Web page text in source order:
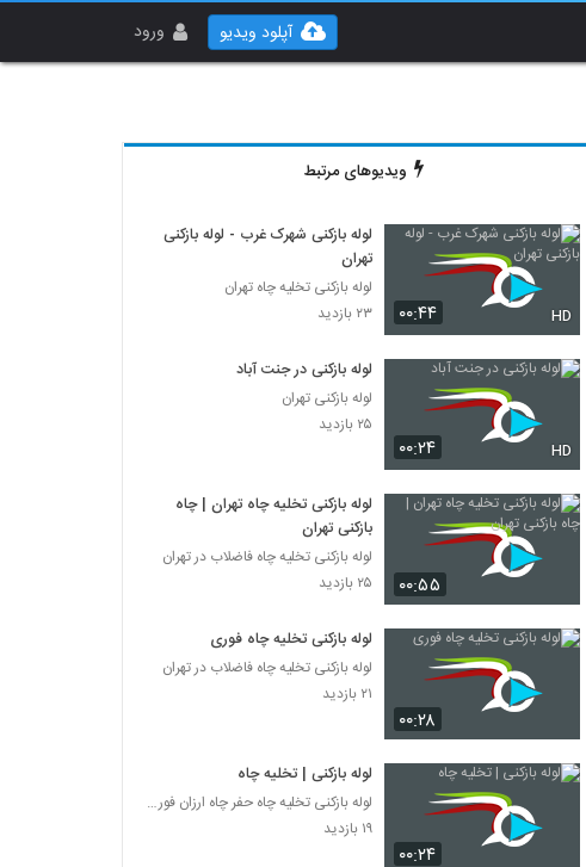
ورود آپلود ویدیو
ویدیوهای مرتبط
۰۰:۴۴ HD
لوله بازکنی شهرک غرب - لوله بازکنی
تهران
لوله بازکنی تخلیه چاه تهران
۲۳ بازدید
۰۰:۲۴ HD
لوله بازکنی در جنت آباد
لوله بازکنی تهران
۲۵ بازدید
۰۰:۵۵
لوله بازکنی تخلیه چاه تهران | چاه
بازکنی تهران
لوله بازکنی تخلیه چاه فاضلاب در تهران
۲۵ بازدید
۰۰:۲۸
لوله بازکنی تخلیه چاه فوری
لوله بازکنی تخلیه چاه فاضلاب در تهران
۲۱ بازدید
۰۰:۲۴
لوله بازکنی | تخلیه چاه
لوله بازکنی تخلیه چاه حفر چاه ارزان فوری تضمینی
۱۹ بازدید